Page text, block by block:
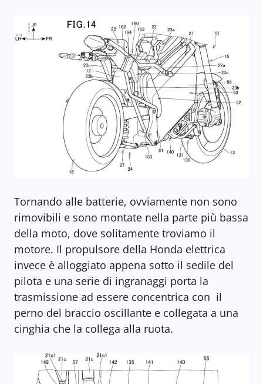
Tornando alle batterie, ovviamente non sono
rimovibili e sono montate nella parte più bassa
della moto, dove solitamente troviamo il
motore. Il propulsore della Honda elettrica
invece è alloggiato appena sotto il sedile del
pilota e una serie di ingranaggi porta la
trasmissione ad essere concentrica con il
perno del braccio oscillante e collegata a una
cinghia che la collega alla ruota.